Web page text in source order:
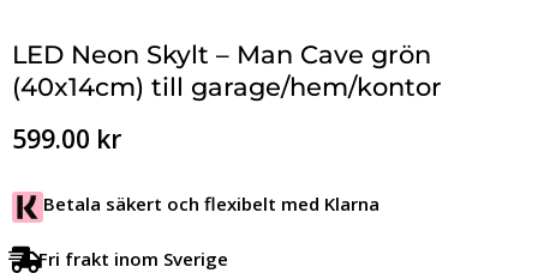
LED Neon Skylt – Man Cave grön
(40x14cm) till garage/hem/kontor
599.00 kr
Betala säkert och flexibelt med Klarna
Fri frakt inom Sverige